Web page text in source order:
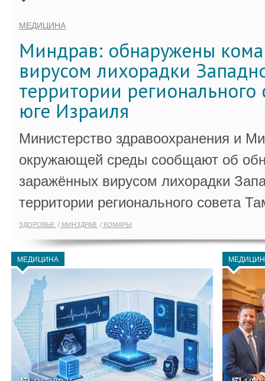
МЕДИЦИНА
Миндрав: обнаружены
вирусом лихорадки
территории регионального
юге Израиля
Министерство здравоохранения и
окружающей среды сообщают об
заражённых вирусом лихорадки
территории регионального совета
ЗДОРОВЬЕ МИНЗДРАВ КОМАРЫ
МЕДИЦИНА